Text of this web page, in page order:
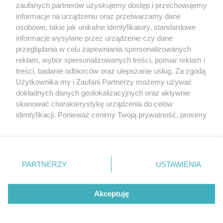
Aborcja w Sejmie
POGODA
19℃
Zobacz prognozę na 3 dni
Copyright © 2022 Kurier Szczeciński sp. z o.o.
Wszelkie prawa zastrzeżone
Nota wydawnicza
Nota prawna
Polityka prywatności
Reklama
zaufanych partnerów uzyskujemy dostęp i przechowujemy
informacje na urządzeniu oraz przetwarzamy dane
osobowe, takie jak unikalne identyfikatory, standardowe
informacje wysyłane przez urządzenie czy dane
przeglądania w celu zapewniania spersonalizowanych
reklam, wybór spersonalizowanych treści, pomiar reklam i
treści, badanie odbiorców oraz ulepszanie usług. Za zgodą
Użytkownika my i Zaufani Partnerzy możemy używać
dokładnych danych geolokalizacyjnych oraz aktywnie
skanować charakterystykę urządzenia do celów
identyfikacji. Ponieważ cenimy Twoją prywatność, prosimy
prywatności znajdujący się w lewym dolnym rogu strony
. Niektóre rodzaje przetwarzania danych nie wymagają
takiemu przetwarzaniu. Preferencje będą miały
zastosowania tylko na tej witrynie.
PARTNERZY USTAWIENIA
Akceptuję